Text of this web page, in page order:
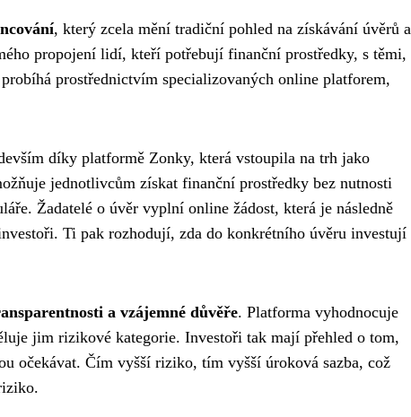
, který zcela mění tradiční pohled na získávání úvěrů a
propojení lidí, kteří potřebují finanční prostředky, s těmi,
prostřednictvím specializovaných online platforem,
díky platformě Zonky, která vstoupila na trh jako
jednotlivcům získat finanční prostředky bez nutnosti
Žadatelé o úvěr vyplní online žádost, která je následně
Ti pak rozhodují, zda do konkrétního úvěru investují
a vzájemné důvěře. Platforma vyhodnocuje
jim rizikové kategorie. Investoři tak mají přehled o tom,
očekávat. Čím vyšší riziko, tím vyšší úroková sazba, což